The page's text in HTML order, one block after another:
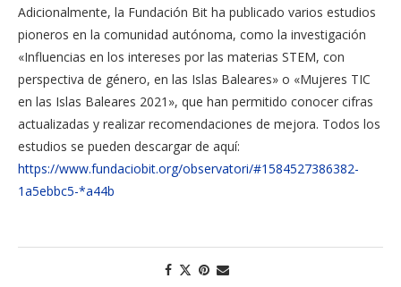
Adicionalmente, la Fundación Bit ha publicado varios estudios
pioneros en la comunidad autónoma, como la investigación
«Influencias en los intereses por las materias STEM, con
perspectiva de género, en las Islas Baleares» o «Mujeres TIC
en las Islas Baleares 2021», que han permitido conocer cifras
actualizadas y realizar recomendaciones de mejora. Todos los
estudios se pueden descargar de aquí:
https://www.fundaciobit.org/observatori/#1584527386382-
1a5ebbc5-*a44b